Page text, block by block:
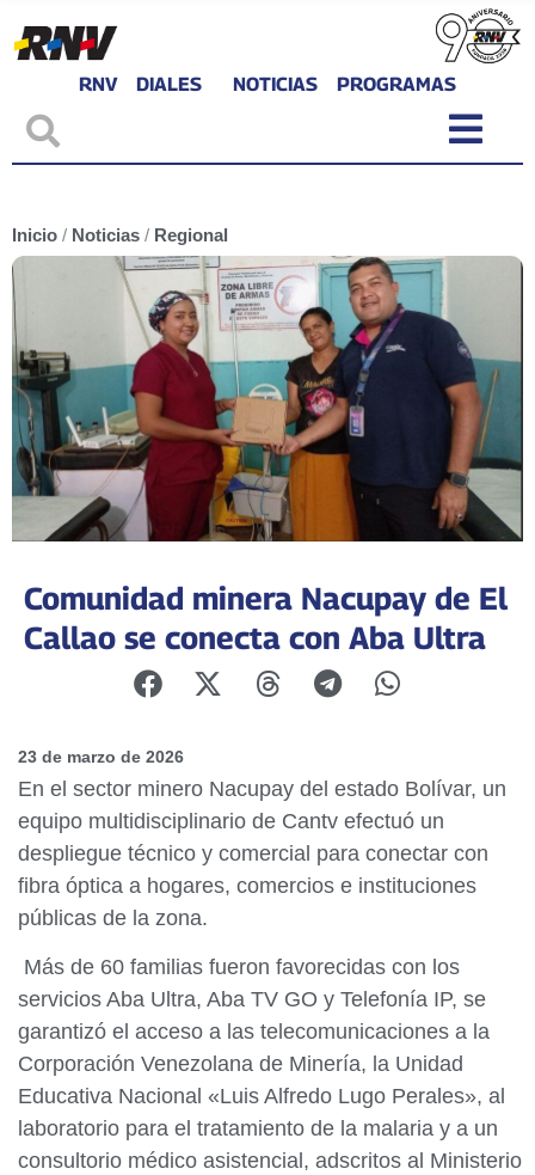
RNV DIALES NOTICIAS PROGRAMAS
Inicio / Noticias / Regional
Comunidad minera Nacupay de El
Callao se conecta con Aba Ultra ‎
23 de marzo de 2026
En el sector minero Nacupay del estado Bolívar, un
equipo multidisciplinario de Cantv efectuó un
despliegue técnico y comercial para conectar con
fibra óptica a hogares, comercios e instituciones
públicas de la zona.
‎ ‎Más de 60 familias fueron favorecidas con los
servicios Aba Ultra, Aba TV GO y Telefonía IP, se
garantizó el acceso a las telecomunicaciones a la
Corporación Venezolana de Minería, la Unidad
Educativa Nacional «Luis Alfredo Lugo Perales», al
laboratorio para el tratamiento de la malaria y a un
consultorio médico asistencial, adscritos al Ministerio